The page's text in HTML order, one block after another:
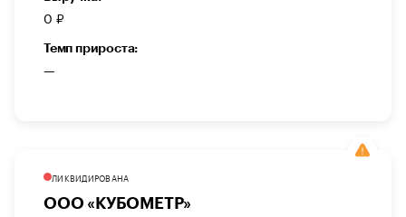
0 ₽
Темп прироста:
—
ЛИКВИДИРОВАНА
ООО «КУБОМЕТР»